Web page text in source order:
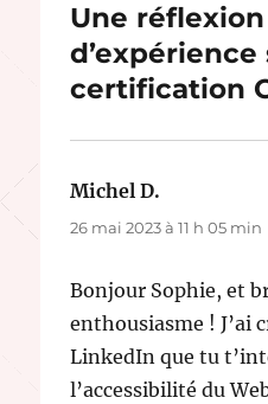
Une
d’expérience
certification
Michel D.
26 mai 2023 à 11 h 05 min
Bonjour Sophie, et
enthousiasme ! J’ai
LinkedIn que tu
l’accessibilité du